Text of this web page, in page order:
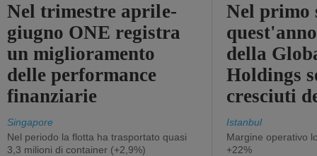
Nel trimestre aprile-
giugno ONE registra
un miglioramento
delle performance
finanziarie
Singapore
Nel periodo la flotta ha trasportato quasi
3,3 milioni di container (+2,9%)
Nel primo
della
Holdings
cresciuti
Istanbul
Margine operativo
+22%